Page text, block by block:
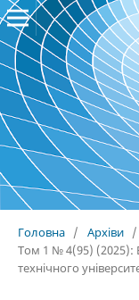
Головна / Архіви /
Том 1 № 4(95) (2025):
технічного